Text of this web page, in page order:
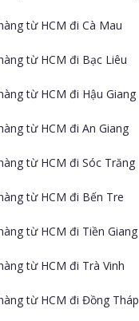
từ HCM đi Cà Mau
từ HCM đi Bạc Liêu
từ HCM đi Hậu Giang
từ HCM đi An Giang
từ HCM đi Sóc Trăng
từ HCM đi Bến Tre
từ HCM đi Tiền Giang
từ HCM đi Trà Vinh
từ HCM đi Đồng Tháp